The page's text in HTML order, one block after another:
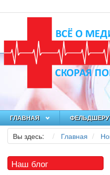
ГЛАВНАЯ ФЕЛЬДШЕРУ
Вы здесь: Главная
Наш блог
Как я заболел во время
локдауна?
Это странная ситуация:
вы соблюдали все меры
предосторожности
COVID-19 (вы почти все
время дома), но, тем не
образом простудились.
Вы можете задаться...